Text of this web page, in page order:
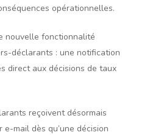
opérationnelles.
nouvelle fonctionnalité
déclarants : une notification
direct aux décisions de taux
reçoivent désormais
mail dès qu’une décision